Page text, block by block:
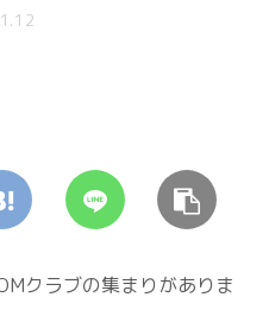
クラブの集まりがありま